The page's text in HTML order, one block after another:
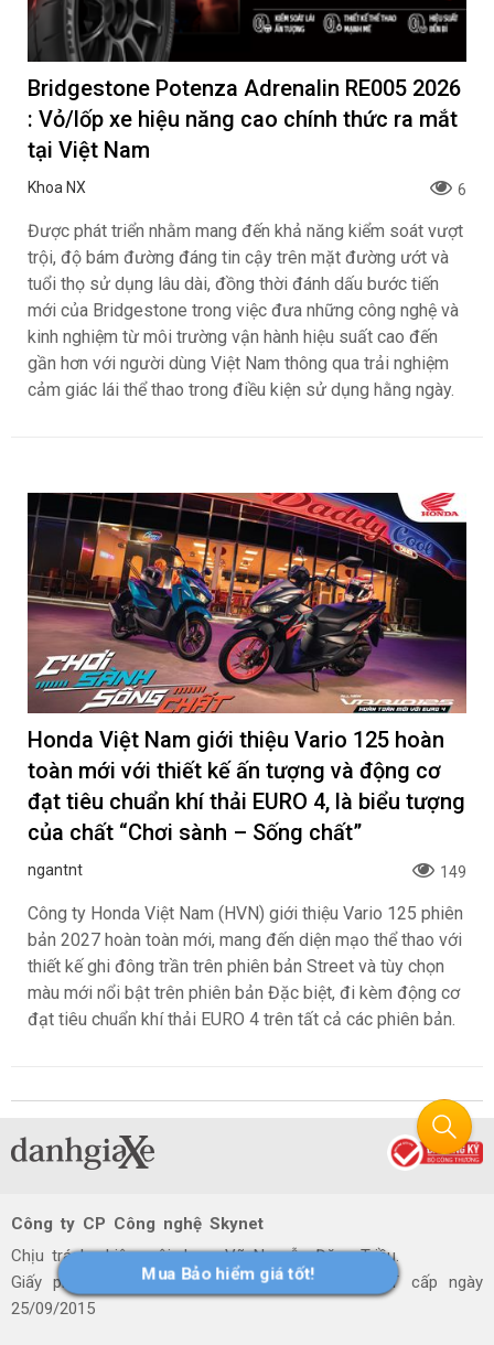
hệ mới Kinet và Kyo với các lựa chọn kèm pin hoặc thuê
pin để đổi linh hoạt tại trạm.
Bridgestone Potenza Adrenalin RE005 2026
Khoa NX
Được phát triển nhằm mang đến khả năng kiểm soát vượt
trội, độ bám đường đáng tin cậy trên mặt đường ướt và
tuổi thọ sử dụng lâu dài, đồng thời đánh dấu bước tiến
mới của Bridgestone trong việc đưa những công nghệ và
kinh nghiệm từ môi trường vận hành hiệu suất cao đến
gần hơn với người dùng Việt Nam thông qua trải nghiệm
cảm giác lái thể thao trong điều kiện sử dụng hằng ngày.
đạt tiêu chuẩn khí thải EURO 4, là biểu tượng
của chất “Chơi sành – Sống chất”
Công ty Honda Việt Nam (HVN) giới thiệu Vario 125 phiên
bản 2027 hoàn toàn mới, mang đến diện mạo thể thao với
thiết kế ghi đông trần trên phiên bản Street và tùy chọn
màu mới nổi bật trên phiên bản Đặc biệt, đi kèm động cơ
Mua Bảo hiểm giá tốt!